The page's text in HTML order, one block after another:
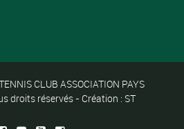
CLUB ASSOCIATION PAYS
droits réservés - Création : ST